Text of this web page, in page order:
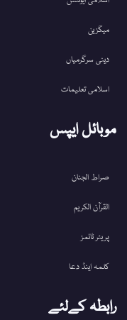
میگزین
دینی سرگرمیاں
اسلامی تعلیمات
موبائل ایپس
صراط الجنان
القرآن الکریم
پریئر ٹائمز
کلمہ اینڈ دعا
رابطہ کےلئے